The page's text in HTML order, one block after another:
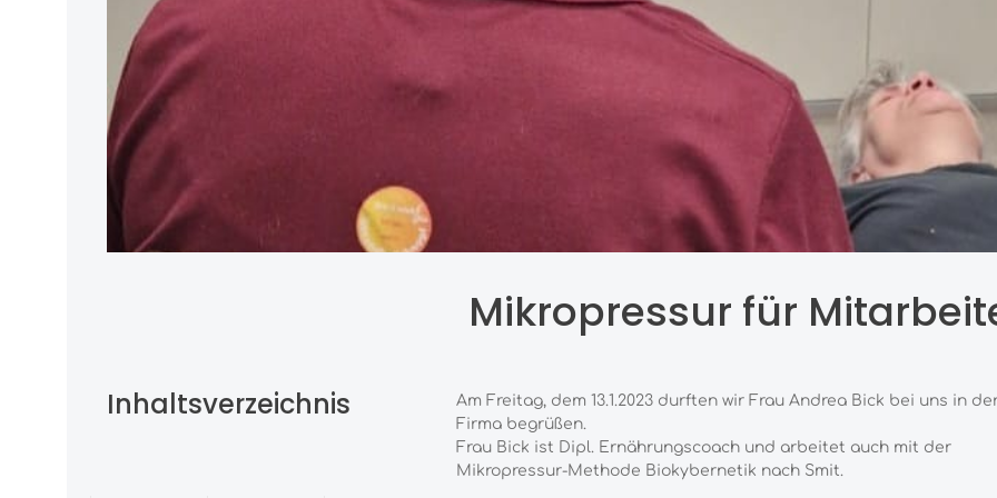
Mikropressur für
Inhaltsverzeichnis
Am Freitag, dem 13.1.2023 durften wir Frau Andrea Bick bei uns in
Firma begrüßen.
Frau Bick ist Dipl. Ernährungscoach und arbeitet auch mit der
Mikropressur-Methode Biokybernetik nach Smit.